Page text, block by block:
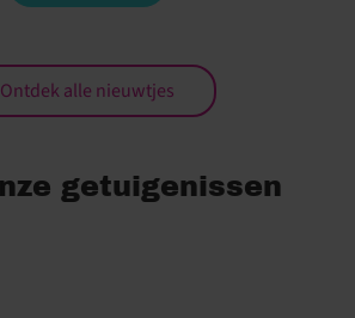
Ontdek alle nieuwtjes
getuigenissen